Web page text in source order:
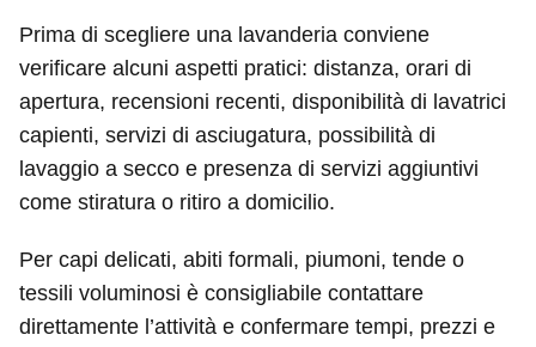
Prima di scegliere una lavanderia conviene
verificare alcuni aspetti pratici: distanza, orari di
apertura, recensioni recenti, disponibilità di lavatrici
capienti, servizi di asciugatura, possibilità di
lavaggio a secco e presenza di servizi aggiuntivi
come stiratura o ritiro a domicilio.
Per capi delicati, abiti formali, piumoni, tende o
tessili voluminosi è consigliabile contattare
direttamente l’attività e confermare tempi, prezzi e